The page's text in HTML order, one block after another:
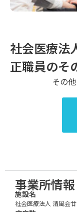
社会医療法
正職員のそ
その
事業所情報
施設名
社会医療法人 清風会